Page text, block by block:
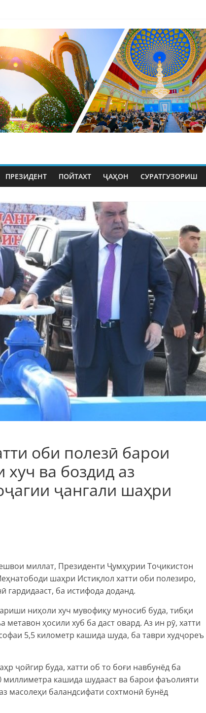
ПРЕЗИДЕНТ ПОЙТАХТ ҶАҲОН СУРАТГУЗОРИШ
оби полезӣ барои
хуч ва боздид аз
ҷангали шаҳри
миллат, Президенти Ҷумҳурии Тоҷикистон
шаҳри Истиқлол хатти оби полезиро,
гардидааст, ба истифода доданд.
ниҳоли хуч мувофиқу муносиб буда, тибқи
метавон ҳосили хуб ба даст овард. Аз ин рӯ, хатти
5,5 километр кашида шуда, ба таври худҷореъ
ҷойгир буда, хатти об то боғи навбунёд ба
кашида шудааст ва барои фаъолияти
масолеҳи баландсифати сохтмонӣ бунёд